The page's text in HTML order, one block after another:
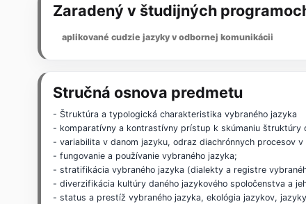
Zaradený v študijných
aplikované cudzie jazyky v odbornej komunikácii
Stručná osnova predmetu
- Štruktúra a typologická charakteristika vybraného jazyka
- komparatívny a kontrastívny prístup k skúmaniu štruktúry
- variabilita v danom jazyku, odraz diachrónnych procesov v
- fungovanie a používanie vybraného jazyka;
- stratifikácia vybraného jazyka (dialekty a registre
- diverzifikácia kultúry daného jazykového spoločenstva a
- status a prestíž vybraného jazyka, ekológia jazykov,